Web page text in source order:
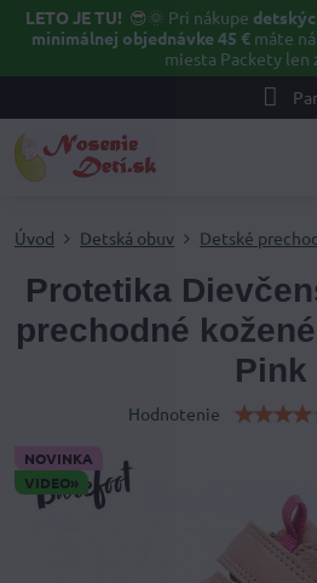
LETO JE TU! 😎🌞 Pri nákupe
minimálnej objednávke 45 €máte
miesta Packety len
NOVINKA
VIDEO»
Úvod Detská obuv Detské
Protetika
prechodné
Pink
Hodnotenie